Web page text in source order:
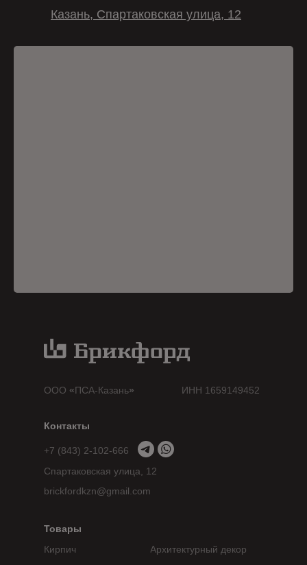
Казань, Спартаковская улица, 12
ИНН 1659149452
Кирпич
Архитектурный декор
Товары
Контакты
+7 (843) 2-102-666
ООО «ПСА-Казань»
brickfordkzn@gmail.com
Спартаковская улица, 12